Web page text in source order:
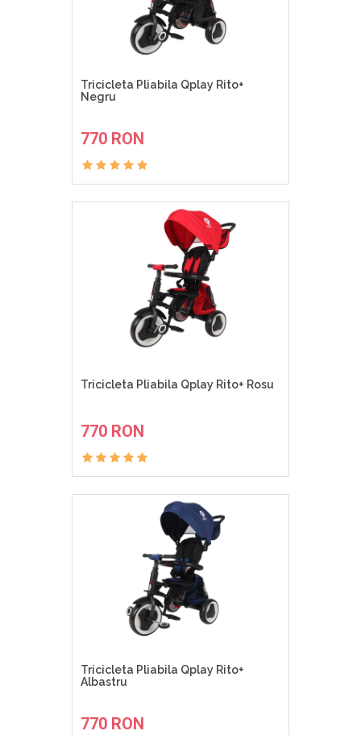
Tricicleta Pliabila Qplay Rito+
Negru
770 RON
Tricicleta Pliabila Qplay Rito+ Rosu
770 RON
Tricicleta Pliabila Qplay Rito+
Albastru
770 RON